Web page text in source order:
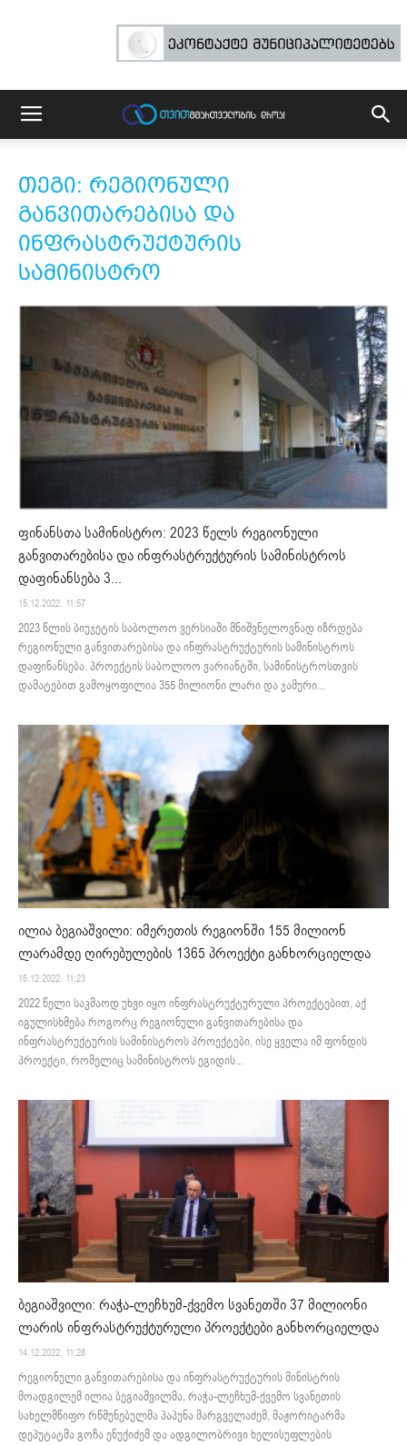
თეგი: რეგიონული
განვითარებისა და
ინფრასტრუქტურის
სამინისტრო
ფინანსთა სამინისტრო: 2023 წელს რეგიონული
განვითარებისა და ინფრასტრუქტურის სამინისტროს
დაფინანსება 3...
15.12.2022. 11:57
2023 წლის ბიუჯეტის საბოლოო ვერსიაში მნიშვნელოვნად იზრდება
რეგიონული განვითარებისა და ინფრასტრუქტურის სამინისტროს
დაფინანსება. პროექტის საბოლოო ვარიანტში, სამინისტროსთვის
დამატებით გამოყოფილია 355 მილიონი ლარი და ჯამური...
ილია ბეგიაშვილი: იმერეთის რეგიონში 155 მილიონ
ლარამდე ღირებულების 1365 პროექტი განხორციელდა
15.12.2022. 11:23
2022 წელი საკმაოდ უხვი იყო ინფრასტრუქტურული პროექტებით, აქ
იგულისხმება როგორც რეგიონული განვითარებისა და
ინფრასტრუქტურის სამინისტროს პროექტები, ისე ყველა იმ ფონდის
პროექტი, რომელიც სამინისტროს ეგიდის...
ბეგიაშვილი: რაჭა-ლეჩხუმ-ქვემო სვანეთში 37 მილიონი
ლარის ინფრასტრუქტურული პროექტები განხორციელდა
14.12.2022. 11:28
რეგიონული განვითარებისა და ინფრასტრუქტურის მინისტრის
მოადგილემ ილია ბეგიაშვილმა, რაჭა-ლეჩხუმ-ქვემო სვანეთის
სახელმწიფო რწმუნებულმა პაპუნა მარგველაძემ, მაჟორიტარმა
დეპუტატმა გოჩა ენუქიძემ და ადგილობრივი ხელისუფლების